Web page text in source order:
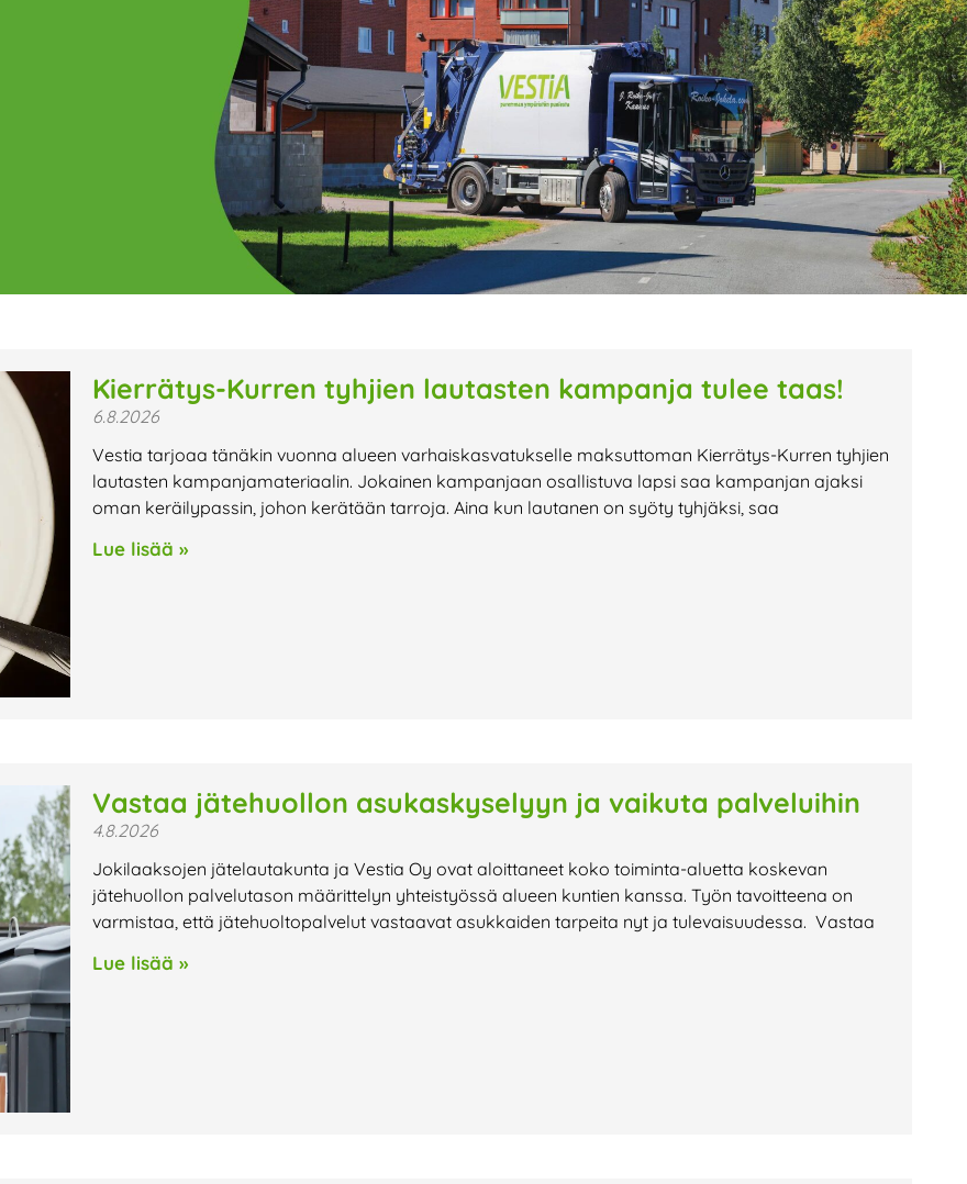
Kierrätys-Kurren tyhjien lautasten kampanja tulee taas!
6.8.2026
Vestia tarjoaa tänäkin vuonna alueen varhaiskasvatukselle maksuttoman Kierrätys-Kurren tyhjien
lautasten kampanjamateriaalin. Jokainen kampanjaan osallistuva lapsi saa kampanjan ajaksi
oman keräilypassin, johon kerätään tarroja. Aina kun lautanen on syöty tyhjäksi, saa
Lue lisää »
Vastaa jätehuollon asukaskyselyyn ja vaikuta palveluihin
4.8.2026
Jokilaaksojen jätelautakunta ja Vestia Oy ovat aloittaneet koko toiminta-aluetta koskevan
jätehuollon palvelutason määrittelyn yhteistyössä alueen kuntien kanssa. Työn tavoitteena on
varmistaa, että jätehuoltopalvelut vastaavat asukkaiden tarpeita nyt ja tulevaisuudessa. Vastaa
Lue lisää »
Page